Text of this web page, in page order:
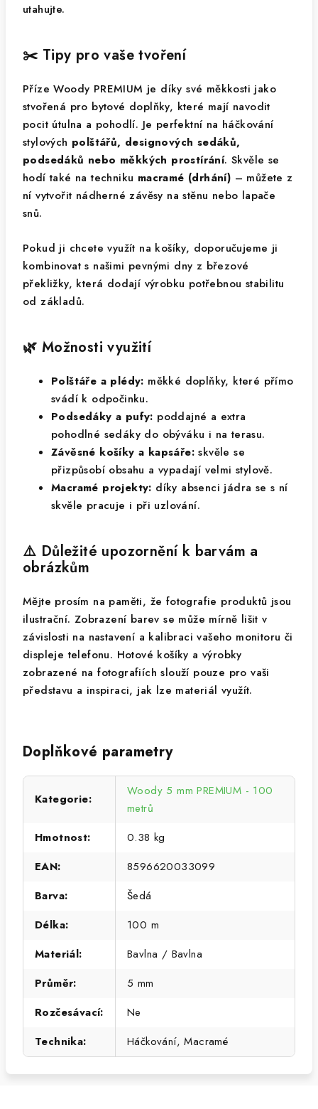
utahujte.
✂️ Tipy pro vaše tvoření
Příze Woody PREMIUM je díky své měkkosti jako
stvořená pro bytové doplňky, které mají navodit
pocit útulna a pohodlí. Je perfektní na háčkování
stylových polštářů, designových sedáků,
podsedáků nebo měkkých prostírání. Skvěle se
hodí také na techniku macramé (drhání) – můžete z
ní vytvořit nádherné závěsy na stěnu nebo lapače
snů.
Pokud ji chcete využít na košíky, doporučujeme ji
kombinovat s našimi pevnými dny z březové
překližky, která dodají výrobku potřebnou stabilitu
od základů.
🌿 Možnosti využití
Polštáře a plédy: měkké doplňky, které přímo
svádí k odpočinku.
Podsedáky a pufy: poddajné a extra
pohodlné sedáky do obýváku i na terasu.
Závěsné košíky a kapsáře: skvěle se
přizpůsobí obsahu a vypadají velmi stylově.
Macramé projekty: díky absenci jádra se s ní
skvěle pracuje i při uzlování.
⚠️ Důležité upozornění k barvám a
obrázkům
Mějte prosím na paměti, že fotografie produktů jsou
ilustrační. Zobrazení barev se může mírně lišit v
závislosti na nastavení a kalibraci vašeho monitoru či
displeje telefonu. Hotové košíky a výrobky
zobrazené na fotografiích slouží pouze pro vaši
představu a inspiraci, jak lze materiál využít.
Doplňkové parametry
Kategorie:
Woody 5 mm PREMIUM - 100
metrů
Hmotnost:
0.38 kg
EAN:
8596620033099
Barva:
Šedá
Délka:
100 m
Materiál:
Bavlna / Bavlna
Průměr:
5 mm
Rozčesávací:
Ne
Technika: Háčkování, Macramé